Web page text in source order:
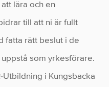
lära och en
till att ni är fullt
fatta rätt beslut i de
som yrkesförare.
i Kungsbacka